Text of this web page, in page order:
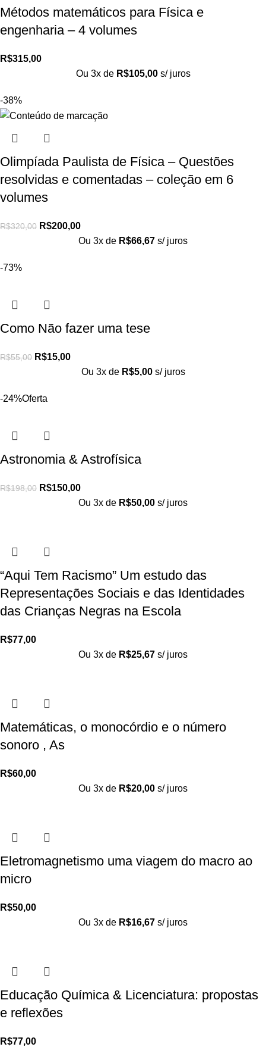
Métodos matemáticos para Física e
engenharia – 4 volumes
R$315,00
Ou 3x de R$105,00 s/ juros
-38%
Olimpíada Paulista de Física – Questões
resolvidas e comentadas – coleção em 6
volumes
R$320,00 R$200,00
Ou 3x de R$66,67 s/ juros
-73%
Como Não fazer uma tese
R$55,00 R$15,00
Ou 3x de R$5,00 s/ juros
-24%Oferta
Astronomia & Astrofísica
R$198,00 R$150,00
Ou 3x de R$50,00 s/ juros
“Aqui Tem Racismo” Um estudo das
Representações Sociais e das Identidades
das Crianças Negras na Escola
R$77,00
Ou 3x de R$25,67 s/ juros
Matemáticas, o monocórdio e o número
sonoro , As
R$60,00
Ou 3x de R$20,00 s/ juros
Eletromagnetismo uma viagem do macro ao
micro
R$50,00
Ou 3x de R$16,67 s/ juros
Educação Química & Licenciatura: propostas
e reflexões
R$77,00